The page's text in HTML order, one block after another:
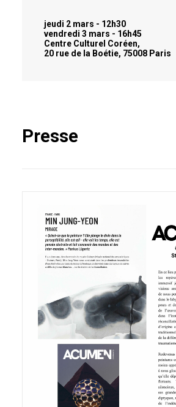
jeudi 2 mars - 12h30
vendredi 3 mars - 16h45
Centre Culturel Coréen,
20 rue de la Boétie, 75008 Paris
Presse